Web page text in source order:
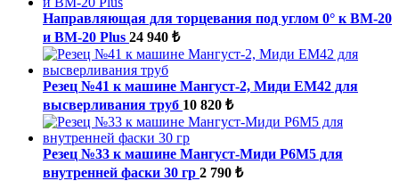
Направляющая для торцевания под углом 0° к ВМ-20
и BM-20 Plus 24 940 ₺
Резец №41 к машине Мангуст-2, Миди ЕМ42 для
высверливания труб 10 820 ₺
Резец №33 к машине Мангуст-Миди Р6М5 для
внутренней фаски 30 гр 2 790 ₺